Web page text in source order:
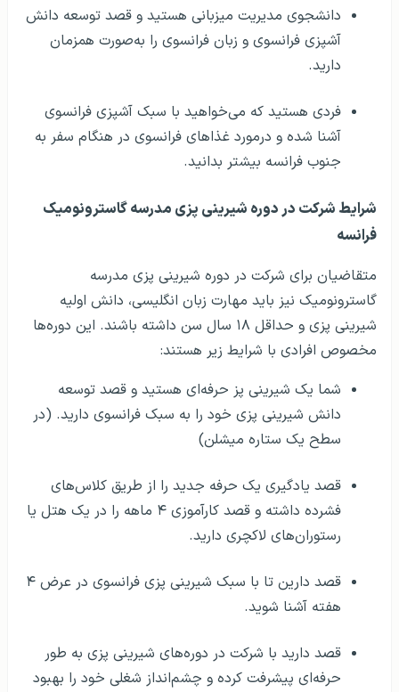
دانشجوی مدیریت میزبانی هستید و قصد توسعه دانش
آشپزی فرانسوی و زبان فرانسوی را به‌صورت همزمان
دارید.
فردی هستید که می‌خواهید با سبک آشپزی فرانسوی
آشنا شده و درمورد غذاهای فرانسوی در هنگام سفر به
جنوب فرانسه بیشتر بدانید.
شرایط شرکت در دوره شیرینی پزی مدرسه گاسترونومیک
فرانسه
متقاضیان برای شرکت در دوره شیرینی پزی مدرسه
گاسترونومیک نیز باید مهارت زبان انگلیسی، دانش اولیه
شیرینی پزی و حداقل ۱۸ سال سن داشته باشند. این دوره‌ها
مخصوص افرادی با شرایط زیر هستند:
شما یک شیرینی پز حرفه‌ای هستید و قصد توسعه
دانش شیرینی پزی خود را به سبک فرانسوی دارید. (در
سطح یک ستاره میشلن)
قصد یادگیری یک حرفه جدید را از طریق کلاس‌های
فشرده داشته و قصد کارآموزی ۴ ماهه را در یک هتل یا
رستوران‌های لاکچری دارید.
قصد دارین تا با سبک شیرینی پزی فرانسوی در عرض ۴
هفته آشنا شوید.
قصد دارید با شرکت در دوره‌های شیرینی پزی به طور
حرفه‌ای پیشرفت کرده و چشم‌انداز شغلی خود را بهبود